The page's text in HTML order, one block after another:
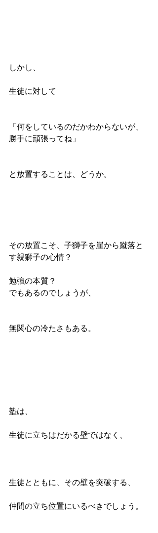
しかし、
生徒に対して
「何をしているのだかわからないが、
勝手に頑張ってね」
と放置することは、どうか。
その放置こそ、子獅子を崖から蹴落と
す親獅子の心情？
勉強の本質？
でもあるのでしょうが、
無関心の冷たさもある。
塾は、
生徒に立ちはだかる壁ではなく、
生徒とともに、その壁を突破する、
仲間の立ち位置にいるべきでしょう。